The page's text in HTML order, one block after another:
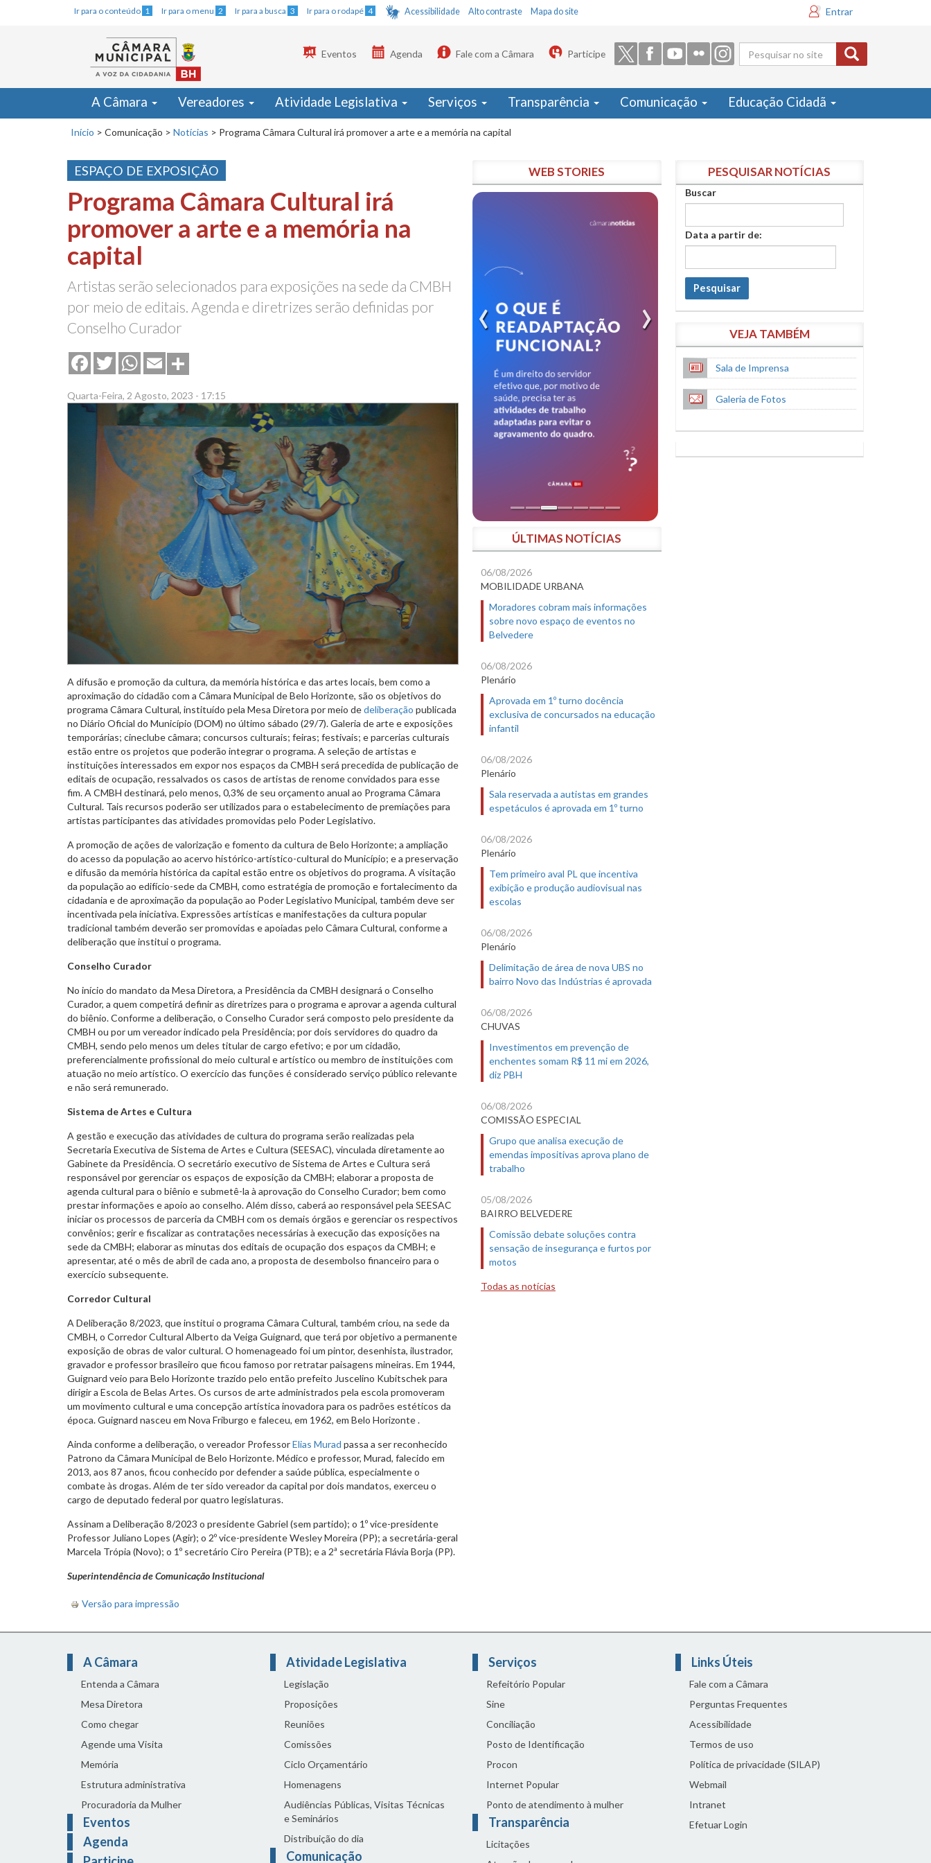
Ir para o conteúdo 1 Ir para o menu 2 Ir para a busca 3 Ir para o rodapé 4 Acessibilidade Alto contraste Mapa do site Entrar
Formulário
de busca
Eventos Agenda Fale com a Câmara Participe
A Câmara Vereadores Atividade Legislativa Serviços Transparência Comunicação Educação Cidadã
Início > Comunicação > Notícias > Programa Câmara Cultural irá promover a arte e a memória na capital
ESPAÇO DE EXPOSIÇÃO
Programa Câmara Cultural irá
promover a arte e a memória na
capital
Artistas serão selecionados para exposições na sede da CMBH
por meio de editais. Agenda e diretrizes serão definidas por
Conselho Curador
FacebookTwitterWhatsApp
Email
Quarta-Feira, 2 Agosto, 2023 - 17:15
A difusão e promoção da cultura, da memória histórica e das artes locais, bem como a
aproximação do cidadão com a Câmara Municipal de Belo Horizonte, são os objetivos do
programa Câmara Cultural, instituído pela Mesa Diretora por meio dedeliberação publicada
no Diário Oficial do Município (DOM) no último sábado (29/7). Galeria de arte e exposições
temporárias; cineclube câmara; concursos culturais; feiras; festivais; e parcerias culturais
estão entre os projetos que poderão integrar o programa. A seleção de artistas e
instituições interessados em expor nos espaços da CMBH será precedida de publicação de
editais de ocupação, ressalvados os casos de artistas de renome convidados para esse
fim. A CMBH destinará, pelo menos, 0,3% de seu orçamento anual ao Programa Câmara
Cultural. Tais recursos poderão ser utilizados para o estabelecimento de premiações para
artistas participantes das atividades promovidas pelo Poder Legislativo.
A promoção de ações de valorização e fomento da cultura de Belo Horizonte; a ampliação
do acesso da população ao acervo histórico-artístico-cultural do Município; e a preservação
e difusão da memória histórica da capital estão entre os objetivos do programa. A visitação
da população ao edifício-sede da CMBH, como estratégia de promoção e fortalecimento da
cidadania e de aproximação da população ao Poder Legislativo Municipal, também deve ser
incentivada pela iniciativa. Expressões artísticas e manifestações da cultura popular
tradicional também deverão ser promovidas e apoiadas pelo Câmara Cultural, conforme a
deliberação que institui o programa.
Conselho Curador
No início do mandato da Mesa Diretora, a Presidência da CMBH designará o Conselho
Curador, a quem competirá definir as diretrizes para o programa e aprovar a agenda cultural
do biênio. Conforme a deliberação, o Conselho Curador será composto pelo presidente da
CMBH ou por um vereador indicado pela Presidência; por dois servidores do quadro da
CMBH, sendo pelo menos um deles titular de cargo efetivo; e por um cidadão,
preferencialmente profissional do meio cultural e artístico ou membro de instituições com
atuação no meio artístico. O exercício das funções é considerado serviço público relevante
e não será remunerado.
Sistema de Artes e Cultura
A gestão e execução das atividades de cultura do programa serão realizadas pela
Secretaria Executiva de Sistema de Artes e Cultura (SEESAC), vinculada diretamente ao
Gabinete da Presidência. O secretário executivo de Sistema de Artes e Cultura será
responsável por gerenciar os espaços de exposição da CMBH; elaborar a proposta de
agenda cultural para o biênio e submetê-la à aprovação do Conselho Curador; bem como
prestar informações e apoio ao conselho. Além disso, caberá ao responsável pela SEESAC
iniciar os processos de parceria da CMBH com os demais órgãos e gerenciar os respectivos
convênios; gerir e fiscalizar as contratações necessárias à execução das exposições na
sede da CMBH; elaborar as minutas dos editais de ocupação dos espaços da CMBH; e
apresentar, até o mês de abril de cada ano, a proposta de desembolso financeiro para o
exercício subsequente.
Corredor Cultural
A Deliberação 8/2023, que institui o programa Câmara Cultural, também criou, na sede da
CMBH, o Corredor Cultural Alberto da Veiga Guignard, que terá por objetivo a permanente
exposição de obras de valor cultural. O homenageado foi um pintor, desenhista, ilustrador,
gravador e professor brasileiro que ficou famoso por retratar paisagens mineiras. Em 1944,
Guignard veio para Belo Horizonte trazido pelo então prefeito Juscelino Kubitschek para
dirigir a Escola de Belas Artes. Os cursos de arte administrados pela escola promoveram
um movimento cultural e uma concepção artística inovadora para os padrões estéticos da
época. Guignard nasceu em Nova Friburgo e faleceu, em 1962, em Belo Horizonte .
Ainda conforme a deliberação, o vereador ProfessorElias Murad passa a ser reconhecido
Patrono da Câmara Municipal de Belo Horizonte. Médico e professor, Murad, falecido em
2013, aos 87 anos, ficou conhecido por defender a saúde pública, especialmente o
combate às drogas. Além de ter sido vereador da capital por dois mandatos, exerceu o
cargo de deputado federal por quatro legislaturas.
Assinam a Deliberação 8/2023 o presidente Gabriel (sem partido); o 1º vice-presidente
Professor Juliano Lopes (Agir); o 2º vice-presidente Wesley Moreira (PP); a secretária-geral
Marcela Trópia (Novo); o 1º secretário Ciro Pereira (PTB); e a 2ª secretária Flávia Borja (PP).
Superintendência de Comunicação Institucional
Versão para impressão
WEB STORIES
ÚLTIMAS NOTÍCIAS
06/08/2026
MOBILIDADE URBANA
Moradores cobram mais informações
sobre novo espaço de eventos no
Belvedere
06/08/2026
Plenário
Aprovada em 1º turno docência
exclusiva de concursados na educação
infantil
06/08/2026
Plenário
Sala reservada a autistas em grandes
espetáculos é aprovada em 1º turno
06/08/2026
Plenário
Tem primeiro aval PL que incentiva
exibição e produção audiovisual nas
escolas
06/08/2026
Plenário
Delimitação de área de nova UBS no
bairro Novo das Indústrias é aprovada
06/08/2026
CHUVAS
Investimentos em prevenção de
enchentes somam R$ 11 mi em 2026,
diz PBH
06/08/2026
COMISSÃO ESPECIAL
Grupo que analisa execução de
emendas impositivas aprova plano de
trabalho
05/08/2026
BAIRRO BELVEDERE
Comissão debate soluções contra
sensação de insegurança e furtos por
motos
Todas as notícias
PESQUISAR NOTÍCIAS
Buscar
Data a partir de:
Pesquisar
VEJA TAMBÉM
Sala de Imprensa
Galeria de Fotos
A Câmara
Entenda a Câmara
Mesa Diretora
Como chegar
Agende uma Visita
Memória
Estrutura administrativa
Procuradoria da Mulher
Eventos
Agenda
Atividade Legislativa
Legislação
Proposições
Reuniões
Comissões
Ciclo Orçamentário
Homenagens
Audiências Públicas, Visitas Técnicas
e Seminários
Distribuição do dia
Comunicação
Serviços
Refeitório Popular
Sine
Conciliação
Posto de Identificação
Procon
Internet Popular
Ponto de atendimento à mulher
Transparência
Licitações
Links Úteis
Fale com a Câmara
Perguntas Frequentes
Acessibilidade
Termos de uso
Política de privacidade (SILAP)
Webmail
Intranet
Efetuar Login